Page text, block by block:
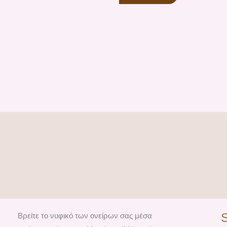
Βρείτε το νυφικό των ονείρων σας μέσα